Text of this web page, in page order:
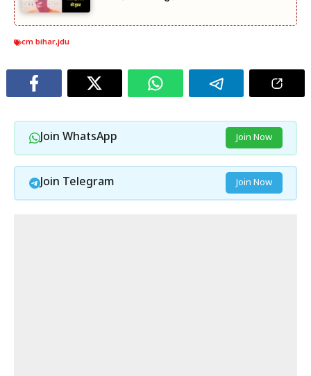
cm bihar,jdu
Join WhatsApp Join Now
Join Telegram Join Now